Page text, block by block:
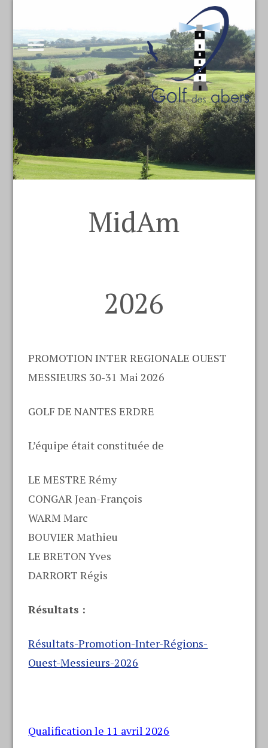
MidAm
2026
PROMOTION INTER REGIONALE OUEST
MESSIEURS 30-31 Mai 2026
GOLF DE NANTES ERDRE
L’équipe était constituée de
LE MESTRE Rémy
CONGAR Jean-François
WARM Marc
BOUVIER Mathieu
LE BRETON Yves
DARRORT Régis
Résultats :
Résultats-Promotion-Inter-Régions-
Ouest-Messieurs-2026
Qualification le 11 avril 2026